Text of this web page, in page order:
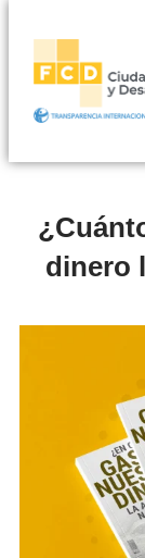
dinero